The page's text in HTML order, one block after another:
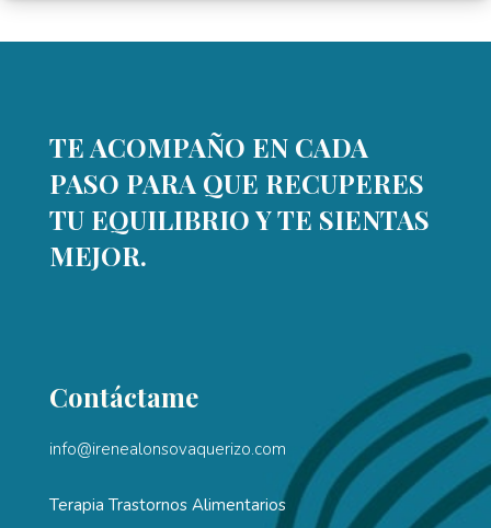
TE ACOMPAÑO EN CADA
PASO PARA QUE RECUPERES
TU EQUILIBRIO Y TE SIENTAS
MEJOR.
Contáctame
info@irenealonsovaquerizo.com
Terapia Trastornos Alimentarios